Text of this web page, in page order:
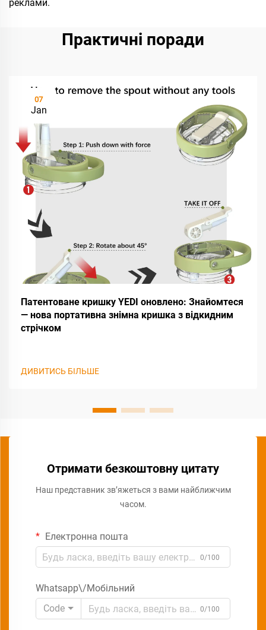
реклами.
Практичні поради
07
Jan
Патентоване кришку YEDI оновлено: Знайомтеся
— нова портативна знімна кришка з відкидним
стрічком
ДИВИТИСЬ БІЛЬШЕ
Отримати безкоштовну цитату
Наш представник зв’яжеться з вами найближчим
часом.
Електронна пошта
0/100
Whatsapp\/Мобільний
Code
0/100